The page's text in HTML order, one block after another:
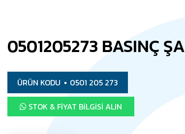
0501205273 BASINÇ
ÜRÜN KODU 0501 205 273
STOK & FIYAT BILGISI ALIN